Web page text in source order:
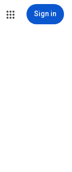
Sign in